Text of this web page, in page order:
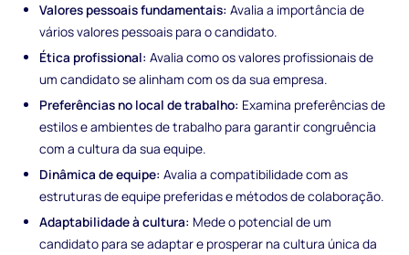
Valores pessoais fundamentais: Avalia a importância de
vários valores pessoais para o candidato.
Ética profissional: Avalia como os valores profissionais de
um candidato se alinham com os da sua empresa.
Preferências no local de trabalho: Examina preferências de
estilos e ambientes de trabalho para garantir congruência
com a cultura da sua equipe.
Dinâmica de equipe: Avalia a compatibilidade com as
estruturas de equipe preferidas e métodos de colaboração.
Adaptabilidade à cultura: Mede o potencial de um
candidato para se adaptar e prosperar na cultura única da